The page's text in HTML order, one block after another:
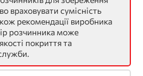
враховувати сумісність
рекомендації виробника
розчинника може
покриття та